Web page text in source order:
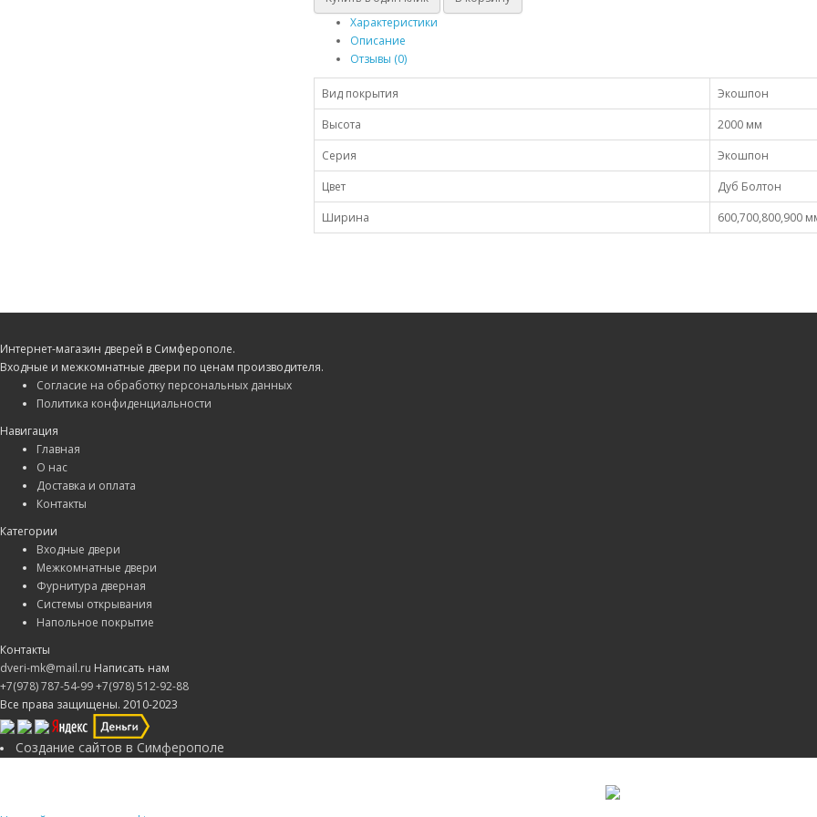
Характеристики
Описание
Отзывы (0)
Вид покрытия
Экошпон
Высота
2000 мм
Серия
Экошпон
Цвет
Дуб Болтон
Ширина
600,700,800,900
Интернет-магазин дверей в Симферополе.
Входные и межкомнатные двери по ценам производителя.
Согласие на обработку персональных данных
Политика конфиденциальности
Навигация
Главная
О нас
Доставка и оплата
Контакты
Категории
Входные двери
Межкомнатные двери
Фурнитура дверная
Системы открывания
Напольное покрытие
Контакты
dveri-mk@mail.ru Написать нам
+7(978) 787-54-99+7(978) 512-92-88
Все права защищены. 2010-2023
Создание сайтов в Симферополе